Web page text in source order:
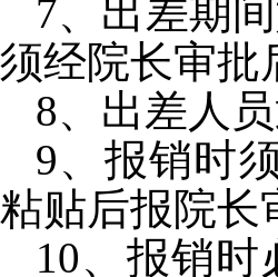
7、出差期
须经院长审批
8、出差人
9、报销时
粘贴后报院长
10、报销时